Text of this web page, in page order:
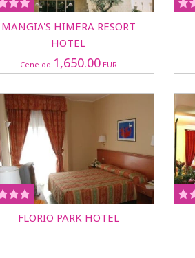
MANGIA'S HIMERA RESORT
HOTEL
Cene od 1,650.00EUR
FLORIO PARK HOTEL